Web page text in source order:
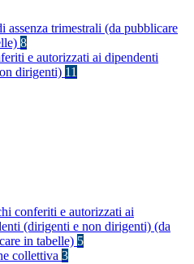
assenza trimestrali (da pubblicare
8
e autorizzati ai dipendenti
dirigenti) 11
conferiti e autorizzati ai
(dirigenti e non dirigenti) (da
in tabelle) 5
collettiva 3